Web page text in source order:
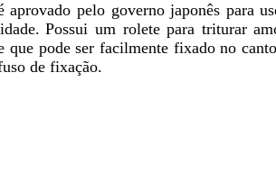
pelo governo japonês para
Possui um rolete para triturar
que pode ser facilmente fixado no
de fixação.